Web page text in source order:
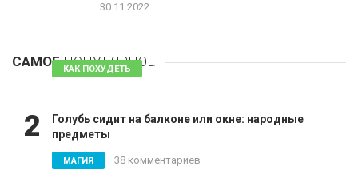
30.11.2022
САМОЕПОПУЛЯРНОЕ
КАК ПОХУДЕТЬ 81 комментарий
2
Голубь сидит на балконе или окне: народные
предметы
МАГИЯ 38 комментариев